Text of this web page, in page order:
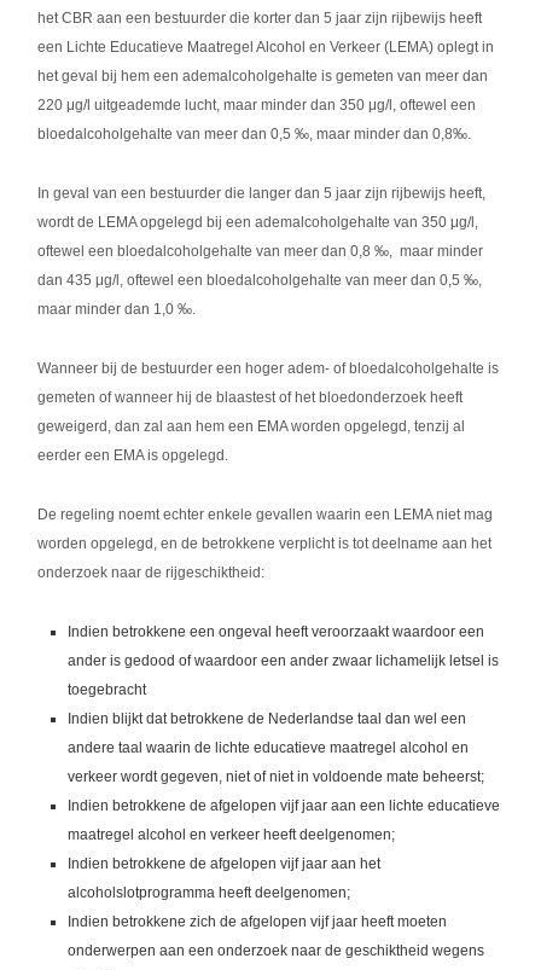
het CBR aan een bestuurder die korter dan 5 jaar zijn rijbewijs heeft
een Lichte Educatieve Maatregel Alcohol en Verkeer (LEMA) oplegt in
het geval bij hem een ademalcoholgehalte is gemeten van meer dan
220 μg/l uitgeademde lucht, maar minder dan 350 μg/l, oftewel een
bloedalcoholgehalte van meer dan 0,5 ‰, maar minder dan 0,8‰.
In geval van een bestuurder die langer dan 5 jaar zijn rijbewijs heeft,
wordt de LEMA opgelegd bij een ademalcoholgehalte van 350 μg/l,
oftewel een bloedalcoholgehalte van meer dan 0,8 ‰, maar minder
dan 435 μg/l, oftewel een bloedalcoholgehalte van meer dan 0,5 ‰,
maar minder dan 1,0 ‰.
Wanneer bij de bestuurder een hoger adem- of bloedalcoholgehalte is
gemeten of wanneer hij de blaastest of het bloedonderzoek heeft
geweigerd, dan zal aan hem een EMA worden opgelegd, tenzij al
eerder een EMA is opgelegd.
De regeling noemt echter enkele gevallen waarin een LEMA niet mag
worden opgelegd, en de betrokkene verplicht is tot deelname aan het
onderzoek naar de rijgeschiktheid:
Indien betrokkene een ongeval heeft veroorzaakt waardoor een
ander is gedood of waardoor een ander zwaar lichamelijk letsel is
toegebracht
Indien blijkt dat betrokkene de Nederlandse taal dan wel een
andere taal waarin de lichte educatieve maatregel alcohol en
verkeer wordt gegeven, niet of niet in voldoende mate beheerst;
Indien betrokkene de afgelopen vijf jaar aan een lichte educatieve
maatregel alcohol en verkeer heeft deelgenomen;
Indien betrokkene de afgelopen vijf jaar aan het
alcoholslotprogramma heeft deelgenomen;
Indien betrokkene zich de afgelopen vijf jaar heeft moeten
onderwerpen aan een onderzoek naar de geschiktheid wegens